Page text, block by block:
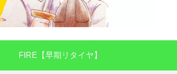
FIRE【早期リタイヤ】